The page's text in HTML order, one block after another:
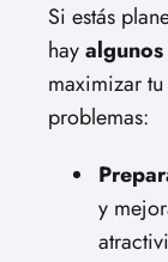
Si estás
hay
maximizar
problemas:
y